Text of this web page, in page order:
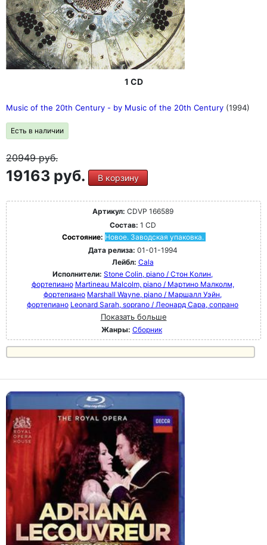
1 CD
Music of the 20th Century - by Music of the 20th Century (1994)
Есть в наличии
20949руб.
19163 руб. В корзину
Артикул: CDVP 166589
Состав: 1 CD
Состояние: Новое. Заводская упаковка.
Дата релиза: 01-01-1994
Лейбл: Cala
Исполнители: Stone Colin, piano / Стон Колин,
фортепиано Martineau Malcolm, piano / Мартино Малколм,
фортепиано Marshall Wayne, piano / Маршалл Уэйн,
фортепиано Leonard Sarah, soprano / Леонард Сара, сопрано
Показать больше
Жанры: Сборник